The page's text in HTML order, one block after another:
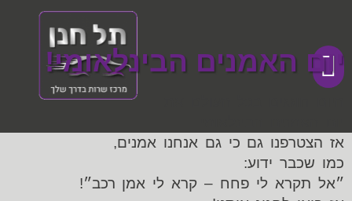
יום האמנים הבינלאומי!
אז הצטרפנו גם כי גם אנחנו אמנים,
כמו שכבר ידוע:
״אל תקרא לי פחח – קרא לי אמן רכב״!